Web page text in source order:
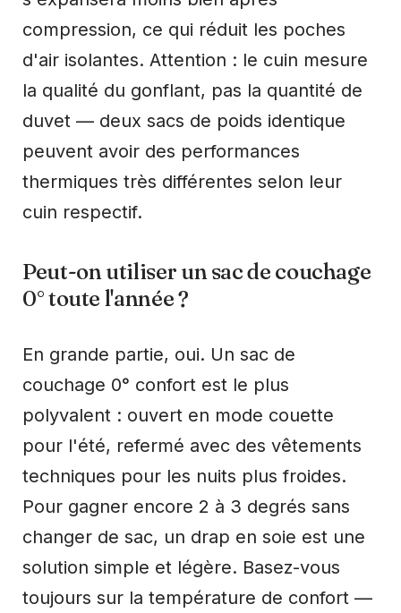
compression, ce qui réduit les poches
d'air isolantes. Attention : le cuin mesure
la qualité du gonflant, pas la quantité de
duvet — deux sacs de poids identique
peuvent avoir des performances
thermiques très différentes selon leur
cuin respectif.
Peut-on utiliser un sac de couchage
0° toute l'année ?
En grande partie, oui. Un sac de
couchage 0° confort est le plus
polyvalent : ouvert en mode couette
pour l'été, refermé avec des vêtements
techniques pour les nuits plus froides.
Pour gagner encore 2 à 3 degrés sans
changer de sac, un drap en soie est une
solution simple et légère. Basez-vous
toujours sur la température de confort —